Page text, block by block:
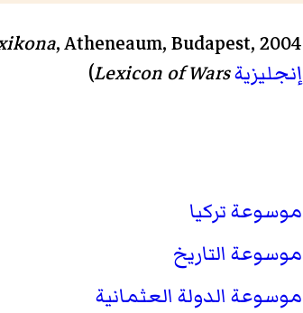
, Atheneaum, Budapest, 2004 (in
إنجليزيةLexicon of Wars
)
موسوعة تركيا
موسوعة التاريخ
موسوعة الدولة العثمانية